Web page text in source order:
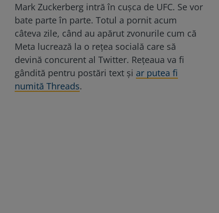
Mark Zuckerberg intră în cușca de UFC. Se vor
bate parte în parte. Totul a pornit acum
câteva zile, când au apărut zvonurile cum că
Meta lucrează la o rețea socială care să
devină concurent al Twitter. Rețeaua va fi
gândită pentru postări text și ar putea fi
numită Threads.